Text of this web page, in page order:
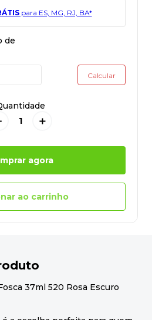
para ES, MG, RJ, BA*
＋
agora
ao carrinho
37ml 520 Rosa Escuro